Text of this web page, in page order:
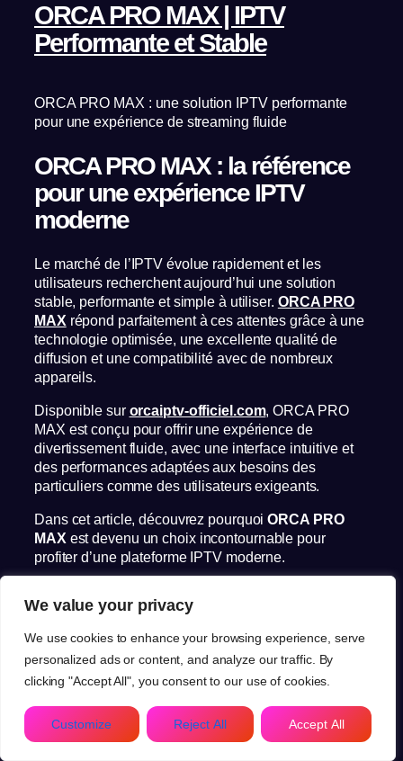
We value your privacy
We use cookies to enhance your browsing experience, serve
personalized ads or content, and analyze our traffic. By
clicking "Accept All", you consent to our use of cookies.
Customize Reject All Accept All
ORCA PRO MAX | IPTV
Performante et Stable
ORCA PRO MAX : une solution IPTV performante
pour une expérience de streaming fluide
ORCA PRO MAX : la référence
pour une expérience IPTV
moderne
Le marché de l’IPTV évolue rapidement et les
utilisateurs recherchent aujourd’hui une solution
stable, performante et simple à utiliser. ORCA PRO
MAX répond parfaitement à ces attentes grâce à une
technologie optimisée, une excellente qualité de
diffusion et une compatibilité avec de nombreux
appareils.
Disponible sur orcaiptv-officiel.com, ORCA PRO
MAX est conçu pour offrir une expérience de
divertissement fluide, avec une interface intuitive et
des performances adaptées aux besoins des
particuliers comme des utilisateurs exigeants.
Dans cet article, découvrez pourquoiORCA PRO
MAX est devenu un choix incontournable pour
profiter d’une plateforme IPTV moderne.
Pourquoi choisir ORCA PRO
MAX ?
ORCA PRO MAX
réside
dans sa combinaison entre simplicité, rapidité et
stabilité.
Contrairement à de nombreuses solutions du
FR